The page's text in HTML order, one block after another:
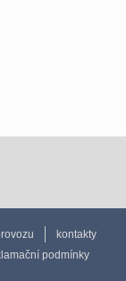
kontakty
podmínky